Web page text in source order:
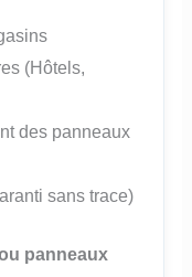
(Hôtels,
des panneaux
sans trace)
panneaux